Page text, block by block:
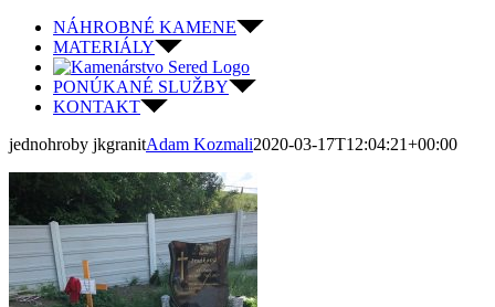
Skip
content
NÁHROBNÉ KAMENE
MATERIÁLY
PONÚKANÉ SLUŽBY
KONTAKT
jednohroby jkgranitAdam Kozmali2020-03-17T12:04:21+00:00